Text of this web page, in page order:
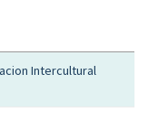
Intercultural